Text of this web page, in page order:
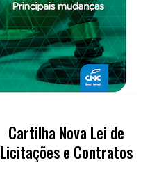
Cartilha Nova Lei de
Licitações e Contratos